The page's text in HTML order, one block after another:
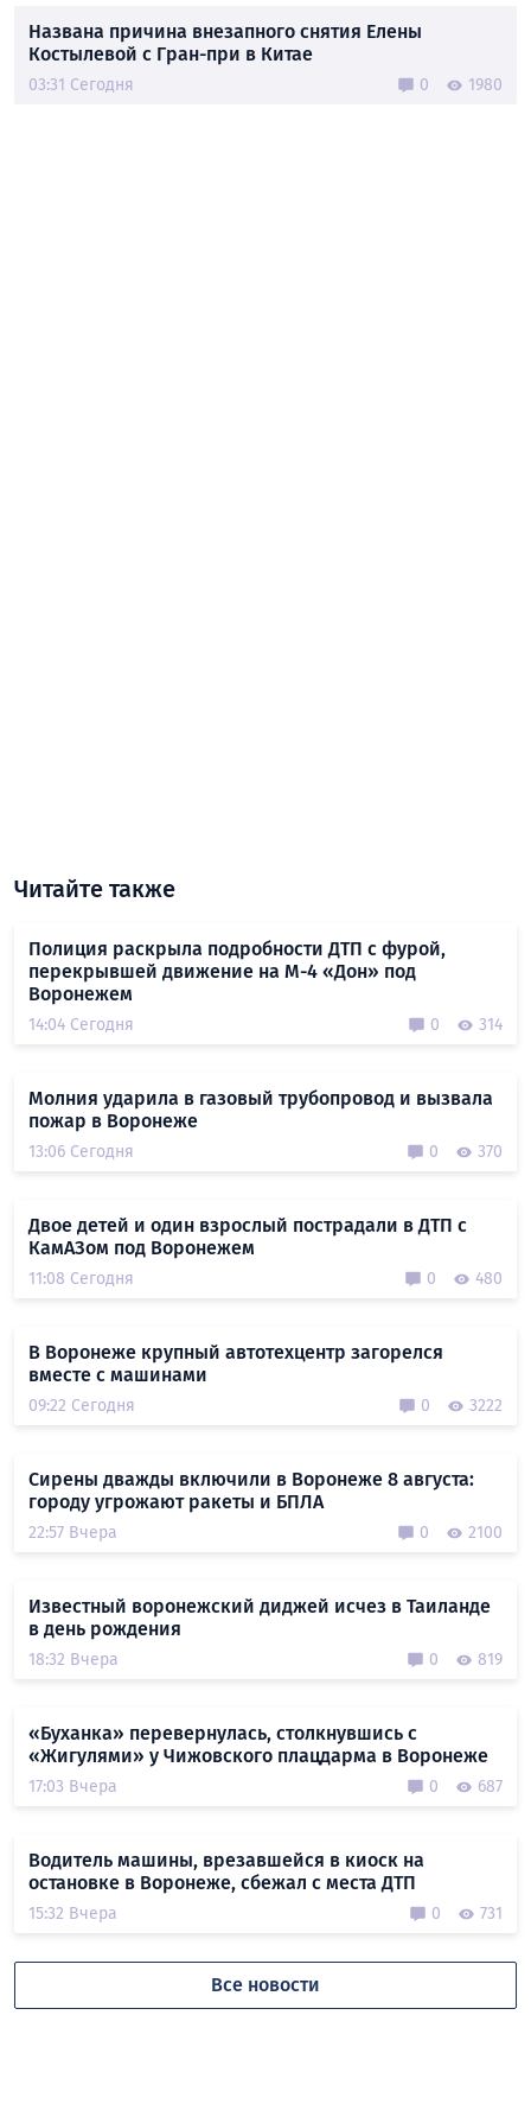
Названа причина внезапного снятия Елены
Костылевой с Гран-при в Китае
03:31 Сегодня 0 1980
Читайте также
Полиция раскрыла подробности ДТП с фурой,
перекрывшей движение на М-4 «Дон» под
Воронежем
14:04 Сегодня 0 314
Молния ударила в газовый трубопровод и вызвала
пожар в Воронеже
13:06 Сегодня 0 370
Двое детей и один взрослый пострадали в ДТП с
КамАЗом под Воронежем
11:08 Сегодня 0 480
В Воронеже крупный автотехцентр загорелся
вместе с машинами
09:22 Сегодня 0 3222
Сирены дважды включили в Воронеже 8 августа:
городу угрожают ракеты и БПЛА
22:57 Вчера 0 2100
Известный воронежский диджей исчез в Таиланде
в день рождения
18:32 Вчера 0 819
«Буханка» перевернулась, столкнувшись с
«Жигулями» у Чижовского плацдарма в Воронеже
17:03 Вчера 0 687
Водитель машины, врезавшейся в киоск на
остановке в Воронеже, сбежал с места ДТП
15:32 Вчера 0 731
Все новости